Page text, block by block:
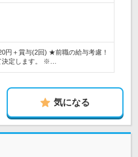
円＋賞与(2回) ★前職の給与考慮！
決定します。 ※…
気になる